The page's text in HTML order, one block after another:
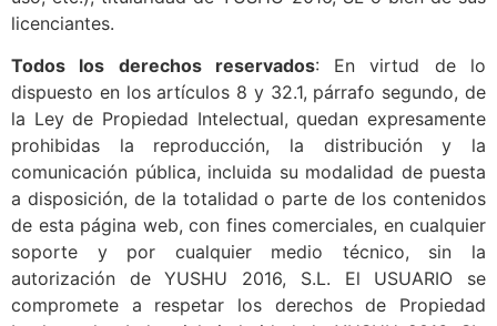
licenciantes.
Todos los derechos reservados: En virtud de lo
dispuesto en los artículos 8 y 32.1, párrafo segundo, de
la Ley de Propiedad Intelectual, quedan expresamente
prohibidas la reproducción, la distribución y la
comunicación pública, incluida su modalidad de puesta
a disposición, de la totalidad o parte de los contenidos
de esta página web, con fines comerciales, en cualquier
soporte y por cualquier medio técnico, sin la
autorización de YUSHU 2016, S.L. El USUARIO se
compromete a respetar los derechos de Propiedad